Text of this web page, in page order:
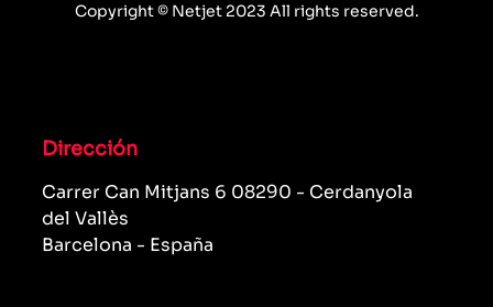
Copyright © Netjet 2023 All rights reserved.
Dirección
Carrer Can Mitjans 6 08290 - Cerdanyola
del Vallès
Barcelona - España